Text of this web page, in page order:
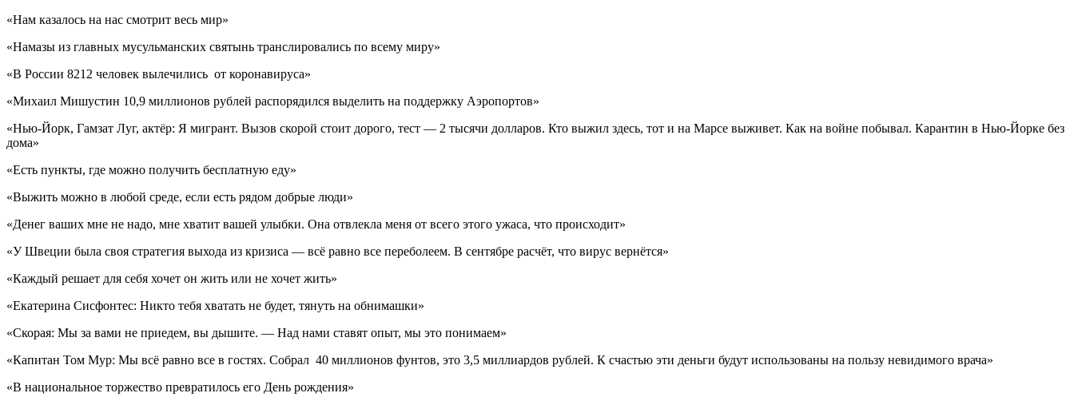
«Нам казалось на нас смотрит весь мир»
«Намазы из главных мусульманских святынь транслировались по всему миру»
«В России 8212 человек вылечились от коронавируса»
«Михаил Мишустин 10,9 миллионов рублей распорядился выделить на поддержку Аэропортов»
«Нью-Йорк, Гамзат Луг, актёр: Я мигрант. Вызов скорой стоит дорого, тест — 2 тысячи долларов. Кто выжил здесь, тот и на Марсе выживет. Как на войне побывал. Карантин в Нью-Йорке без
дома»
«Есть пункты, где можно получить бесплатную еду»
«Выжить можно в любой среде, если есть рядом добрые люди»
«Денег ваших мне не надо, мне хватит вашей улыбки. Она отвлекла меня от всего этого ужаса, что происходит»
«У Швеции была своя стратегия выхода из кризиса — всё равно все переболеем. В сентябре расчёт, что вирус вернётся»
«Каждый решает для себя хочет он жить или не хочет жить»
«Екатерина Сисфонтес: Никто тебя хватать не будет, тянуть на обнимашки»
«Скорая: Мы за вами не приедем, вы дышите. — Над нами ставят опыт, мы это понимаем»
«Капитан Том Мур: Мы всё равно все в гостях. Собрал 40 миллионов фунтов, это 3,5 миллиардов рублей. К счастью эти деньги будут использованы на пользу невидимого врача»
«В национальное торжество превратилось его День рождения»